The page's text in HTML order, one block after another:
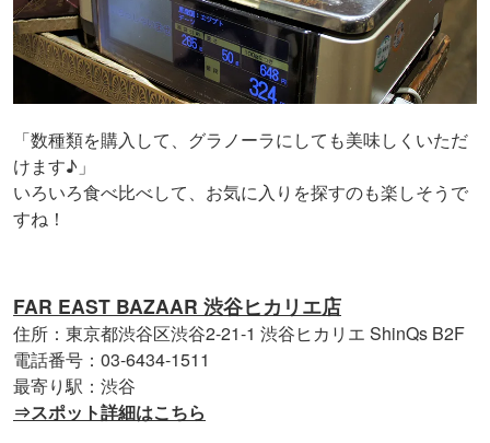
「数種類を購入して、グラノーラにしても美味しくいただ
けます♪」
いろいろ食べ比べして、お気に入りを探すのも楽しそうで
すね！
FAR EAST BAZAAR 渋谷ヒカリエ店
住所：東京都渋谷区渋谷2-21-1 渋谷ヒカリエ ShinQs B2F
電話番号：03-6434-1511
最寄り駅：渋谷
⇒スポット詳細はこちら